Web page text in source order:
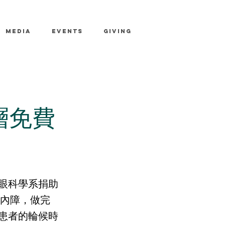
MEDIA EVENTS GIVING
免費
科學系捐助
障，做完
者的輪候時